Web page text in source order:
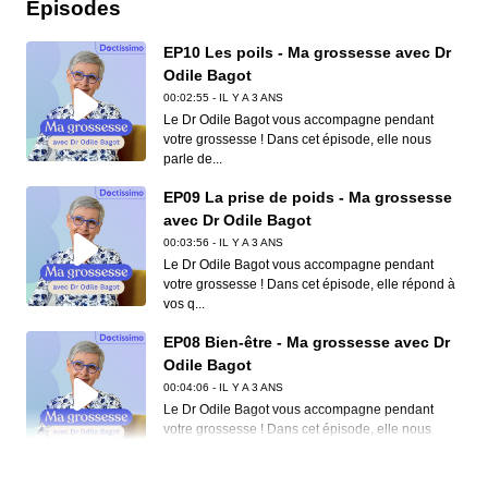
Episodes
EP10 Les poils - Ma grossesse avec Dr
Odile Bagot
00:02:55 - IL Y A 3 ANS
Le Dr Odile Bagot vous accompagne pendant
votre grossesse ! Dans cet épisode, elle nous
parle de...
EP09 La prise de poids - Ma grossesse
avec Dr Odile Bagot
00:03:56 - IL Y A 3 ANS
Le Dr Odile Bagot vous accompagne pendant
votre grossesse ! Dans cet épisode, elle répond à
vos q...
EP08 Bien-être - Ma grossesse avec Dr
Odile Bagot
00:04:06 - IL Y A 3 ANS
Le Dr Odile Bagot vous accompagne pendant
votre grossesse ! Dans cet épisode, elle nous